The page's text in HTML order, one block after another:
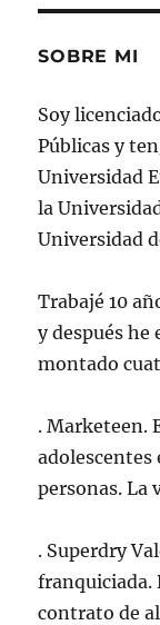
SOBRE MI
Soy
Públicas y
Universidad
la
Universidad
Trabajé 10
y después he
montado
. Marketeen.
adolescentes
personas. La
. Superdry
franquiciada.
contrato de